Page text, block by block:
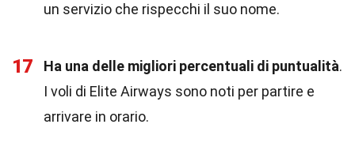
un servizio che rispecchi il suo nome.
17 Ha una delle migliori percentuali di puntualità.
I voli di Elite Airways sono noti per partire e
arrivare in orario.